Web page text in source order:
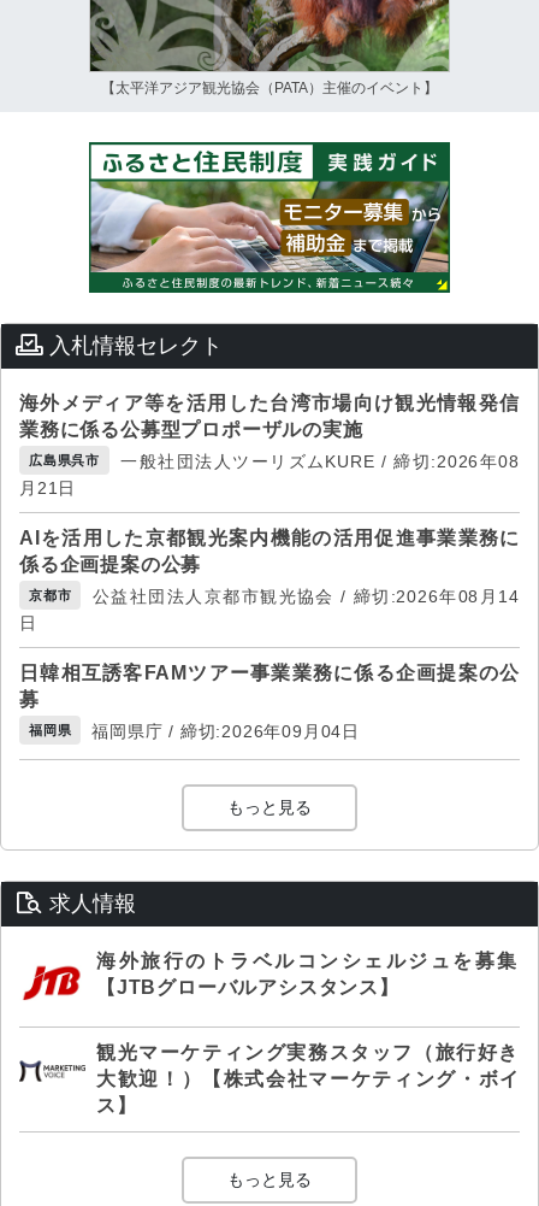
【太平洋アジア観光協会（PATA）主催のイベント】
入札情報セレクト
海外メディア等を活用した台湾市場向け観光情報発信
業務に係る公募型プロポーザルの実施
広島県呉市
一般社団法人ツーリズムKURE / 締切:2026年08
月21日
AIを活用した京都観光案内機能の活用促進事業業務に
係る企画提案の公募
京都市
公益社団法人京都市観光協会 / 締切:2026年08月14
日
日韓相互誘客FAMツアー事業業務に係る企画提案の公
募
福岡県 福岡県庁 / 締切:2026年09月04日
もっと見る
求人情報
海外旅行のトラベルコンシェルジュを募集
【JTBグローバルアシスタンス】
観光マーケティング実務スタッフ（旅行好き
大歓迎！）【株式会社マーケティング・ボイ
ス】
もっと見る